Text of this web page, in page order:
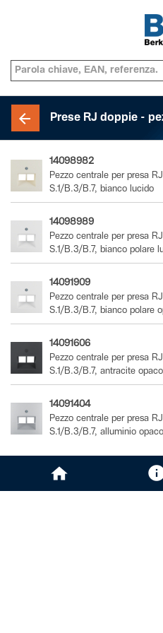
Prese RJ doppie -
14098982
Pezzo centrale per presa
S.1/B.3/B.7, bianco lucido
14098989
Pezzo centrale per presa
S.1/B.3/B.7, bianco polare
14091909
Pezzo centrale per presa
S.1/B.3/B.7, bianco polare
14091606
Pezzo centrale per presa
S.1/B.3/B.7, antracite opaco
14091404
Pezzo centrale per presa
S.1/B.3/B.7, alluminio